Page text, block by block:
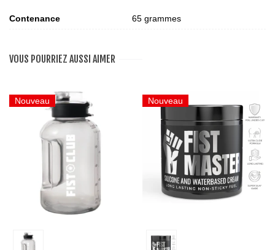
Contenance 65 grammes
VOUS POURRIEZ AUSSI AIMER
Nouveau Nouveau